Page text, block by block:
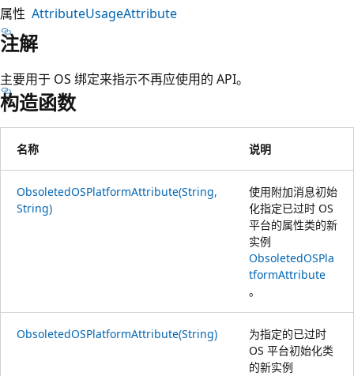
属性 AttributeUsageAttribute
注解
主要用于 OS 绑定来指示不再应使用的 API。
构造函数
名称 说明
ObsoletedOSPlatformAttribute(String,
String)
使用附加消息初始
化指定已过时 OS
平台的属性类的新
实例
ObsoletedOSPla
tformAttribute
。
ObsoletedOSPlatformAttribute(String)
为指定的已过时
OS 平台初始化类
的新实例